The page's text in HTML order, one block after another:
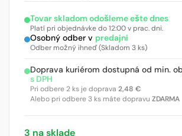
Tovar skladom odošleme ešte dnes
Platí pri objednávke do 12:00 v prac. dni.
Osobný odber v predajni
Odber možný ihneď (Skladom 3 ks)
Doprava kuriérom dostupná od min.
s DPH
Pri odbere 2 ks je doprava 2,48 €
Alebo pri odbere 3 ks máte dopravu ZDARMA
3 na sklade